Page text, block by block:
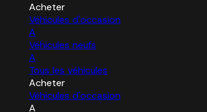
Acheter
Véhicules d'occasion
A
Véhicules neufs
A
Tous les véhicules
Acheter
Véhicules d'occasion
A